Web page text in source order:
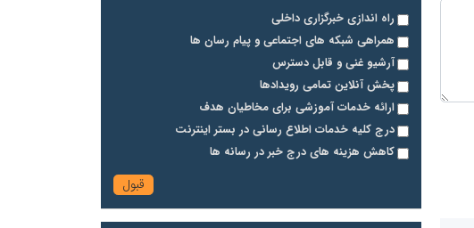
راه اندازی خبرگزاری داخلی
همراهی شبکه های اجتماعی و پیام رسان ها
آرشیو غنی و قابل دسترس
پخش آنلاین تمامی رویدادها
ارائه خدمات آموزشی برای مخاطیان هدف
درج کلیه خدمات اطلاع رسانی در بستر اینترنت
کاهش هزینه های درج خبر در رسانه ها